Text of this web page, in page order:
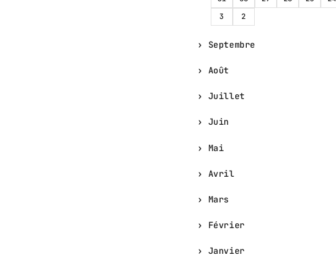
3
2
Septembre
Août
Juillet
Juin
Mai
Avril
Mars
Février
Janvier